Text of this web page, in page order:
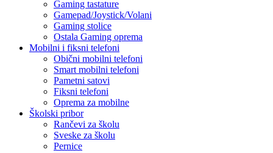
Gaming tastature
Gamepad/Joystick/Volani
Gaming stolice
Ostala Gaming oprema
Mobilni i fiksni telefoni
Obični mobilni telefoni
Smart mobilni telefoni
Pametni satovi
Fiksni telefoni
Oprema za mobilne
Školski pribor
Rančevi za školu
Sveske za školu
Pernice